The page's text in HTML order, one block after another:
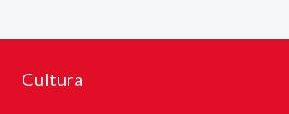
Cultura